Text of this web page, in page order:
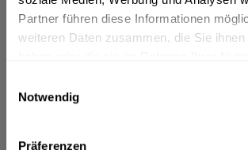
Partner führen diese Informationen
weiteren Daten zusammen, die Sie
Notwendig
Präferenzen
Ingobräu wird in den folgenden